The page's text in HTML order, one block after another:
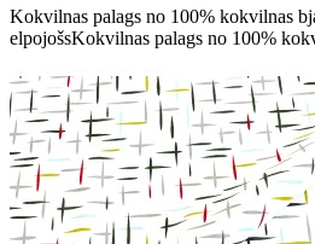
Kokvilnas palags no 100% kokvilnas
elpojošsKokvilnas palags no 100%